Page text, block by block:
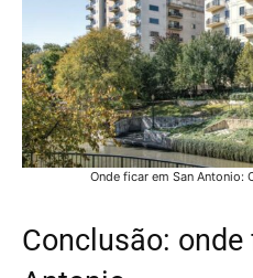
Onde ficar em San Antonio:
Conclusão: onde